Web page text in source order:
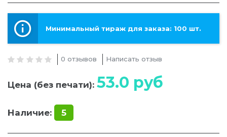
Минимальный тираж для заказа: 100 шт.
0 отзывов Написать отзыв
Цена (без печати): 53.0 руб
Наличие: 5